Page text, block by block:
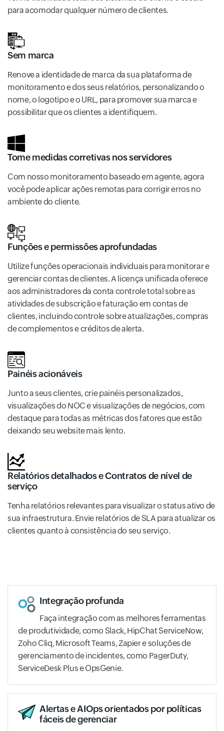
para acomodar qualquer número de clientes.
Sem marca
Renove a identidade de marca da sua plataforma de
monitoramento e dos seus relatórios, personalizando o
nome, o logotipo e o URL, para promover sua marca e
possibilitar que os clientes a identifiquem.
Tome medidas corretivas nos servidores
Com nosso monitoramento baseado em agente, agora
você pode aplicar ações remotas para corrigir erros no
ambiente do cliente.
Funções e permissões aprofundadas
Utilize funções operacionais individuais para monitorar e
gerenciar contas de clientes. A licença unificada oferece
aos administradores da conta controle total sobre as
atividades de subscrição e faturação em contas de
clientes, incluindo controle sobre atualizações, compras
de complementos e créditos de alerta.
Painéis acionáveis
Junto a seus clientes, crie painéis personalizados,
visualizações do NOC e visualizações de negócios, com
destaque para todas as métricas dos fatores que estão
deixando seu website mais lento.
Relatórios detalhados e Contratos de nível de
serviço
Tenha relatórios relevantes para visualizar o status ativo de
sua infraestrutura. Envie relatórios de SLA para atualizar os
clientes quanto à consistência do seu serviço.
Integração profunda
Faça integração com as melhores ferramentas
de produtividade, como Slack, HipChat ServiceNow,
Zoho Cliq, Microsoft Teams, Zapier e soluções de
gerenciamento de incidentes, como PagerDuty,
ServiceDesk Plus e OpsGenie.
Alertas e AIOps orientados por políticas
fáceis de gerenciar